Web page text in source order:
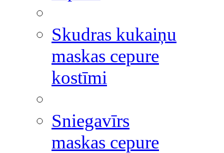
Skudras kukaiņu
maskas cepure
kostīmi
Sniegavīrs
maskas cepure